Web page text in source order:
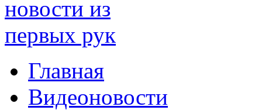
Главная
Видеоновости